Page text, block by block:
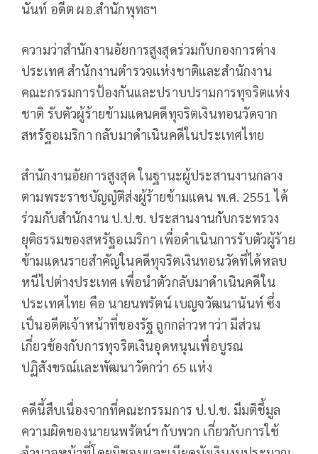
นันท์ อดีต ผอ.สำนักพุทธฯ
ความว่าสำนักงานอัยการสูงสุดร่วมกับกองการต่าง
ประเทศ สำนักงานตำรวจแห่งชาติและสำนักงาน
คณะกรรมการป้องกันและปราบปรามการทุจริตแห่ง
ชาติ รับตัวผู้ร้ายข้ามแดนคดีทุจริตเงินทอนวัดจาก
สหรัฐอเมริกา กลับมาดำเนินคดีในประเทศไทย
สำนักงานอัยการสูงสุด ในฐานะผู้ประสานงานกลาง
ตามพระราชบัญญัติส่งผู้ร้ายข้ามแดน พ.ศ. 2551 ได้
ร่วมกับสำนักงาน ป.ป.ช. ประสานงานกับกระทรวง
ยุติธรรมของสหรัฐอเมริกา เพื่อดำเนินการรับตัวผู้ร้าย
ข้ามแดนรายสำคัญในคดีทุจริตเงินทอนวัดที่ได้หลบ
หนีไปต่างประเทศ เพื่อนำตัวกลับมาดำเนินคดีใน
ประเทศไทย คือ นายนพรัตน์ เบญจวัฒนานันท์ ซึ่ง
เป็นอดีตเจ้าหน้าที่ของรัฐ ถูกกล่าวหาว่า มีส่วน
เกี่ยวข้องกับการทุจริตเงินอุดหนุนเพื่อบูรณ
ปฏิสังขรณ์และพัฒนาวัดกว่า 65 แห่ง
คดีนี้สืบเนื่องจากที่คณะกรรมการ ป.ป.ช. มีมติชี้มูล
ความผิดของนายนพรัตน์ฯ กับพวก เกี่ยวกับการใช้